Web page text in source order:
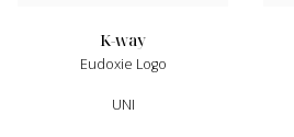
k-way
Eudoxie Logo
UNI